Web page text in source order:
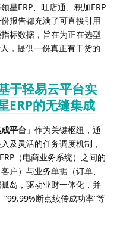
星ERP、旺店通、积加ERP
报告都充满了可直接引用
标数据，旨在为正在选型
，提供一份真正有干货的
于轻易云平台实
ERP的无缝集成
平台 」作为关键枢纽，通
及灵活的任务调度机制，
（电商业务系统）之间的
户）与业务单据（订单、
岛，驱动业财一体化，并
断点续传成功率”等